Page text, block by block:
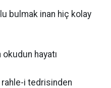
bulmak inan hiç kolay
hayatı
rahle-i tedrisinden